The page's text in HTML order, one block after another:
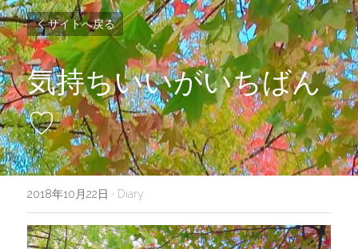
サイトへ戻る
気持ちいいがいちばん
♡
2018年10月22日 · Diary